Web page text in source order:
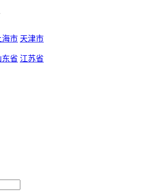
海市 天津市
东省 江苏省